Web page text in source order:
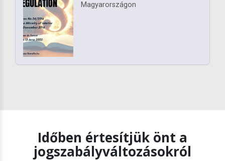
Magyarországon
Időben értesítjük önt a
jogszabályváltozásokról